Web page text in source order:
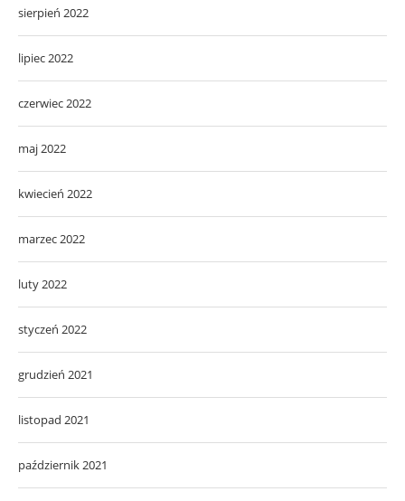
sierpień 2022
lipiec 2022
czerwiec 2022
maj 2022
kwiecień 2022
marzec 2022
luty 2022
styczeń 2022
grudzień 2021
listopad 2021
październik 2021